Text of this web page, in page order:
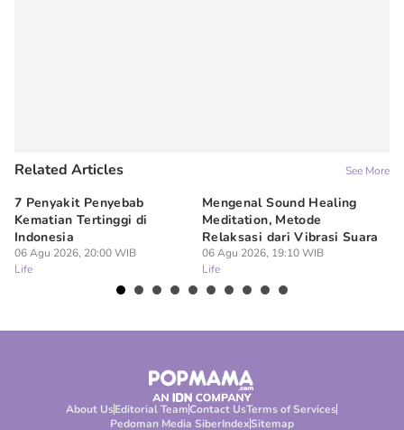
Related Articles See More
7 Penyakit Penyebab
Kematian Tertinggi di
Indonesia
06 Agu 2026, 20:00 WIB
Life
Mengenal Sound Healing
Meditation, Metode
Relaksasi dari Vibrasi Suara
06 Agu 2026, 19:10 WIB
Life
About UsEditorial TeamContact UsTerms of Services
Pedoman Media SiberIndexSitemap